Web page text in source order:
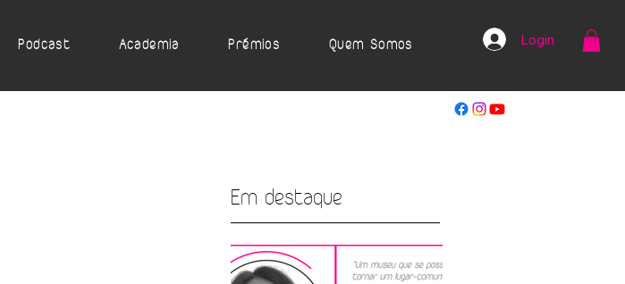
Podcast Academia Prémios Quem Somos Login
Em destaque